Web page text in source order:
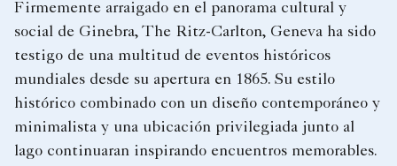
Firmemente arraigado en el panorama cultural y
social de Ginebra, The Ritz-Carlton, Geneva ha sido
testigo de una multitud de eventos históricos
mundiales desde su apertura en 1865. Su estilo
histórico combinado con un diseño contemporáneo y
minimalista y una ubicación privilegiada junto al
lago continuaran inspirando encuentros memorables.